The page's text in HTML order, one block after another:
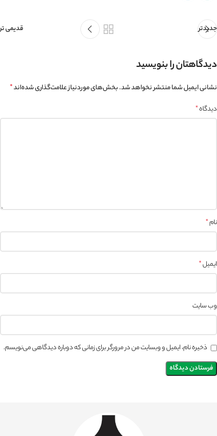
جدیدتر قدیمی تر
دیدگاهتان را بنویسید
نشانی ایمیل شما منتشر نخواهد شد.بخش‌های موردنیاز علامت‌گذاری شده‌اند*
دیدگاه*
نام*
ایمیل*
وب‌ سایت
ذخیره نام، ایمیل و وبسایت من در مرورگر برای زمانی که دوباره دیدگاهی می‌نویسم.